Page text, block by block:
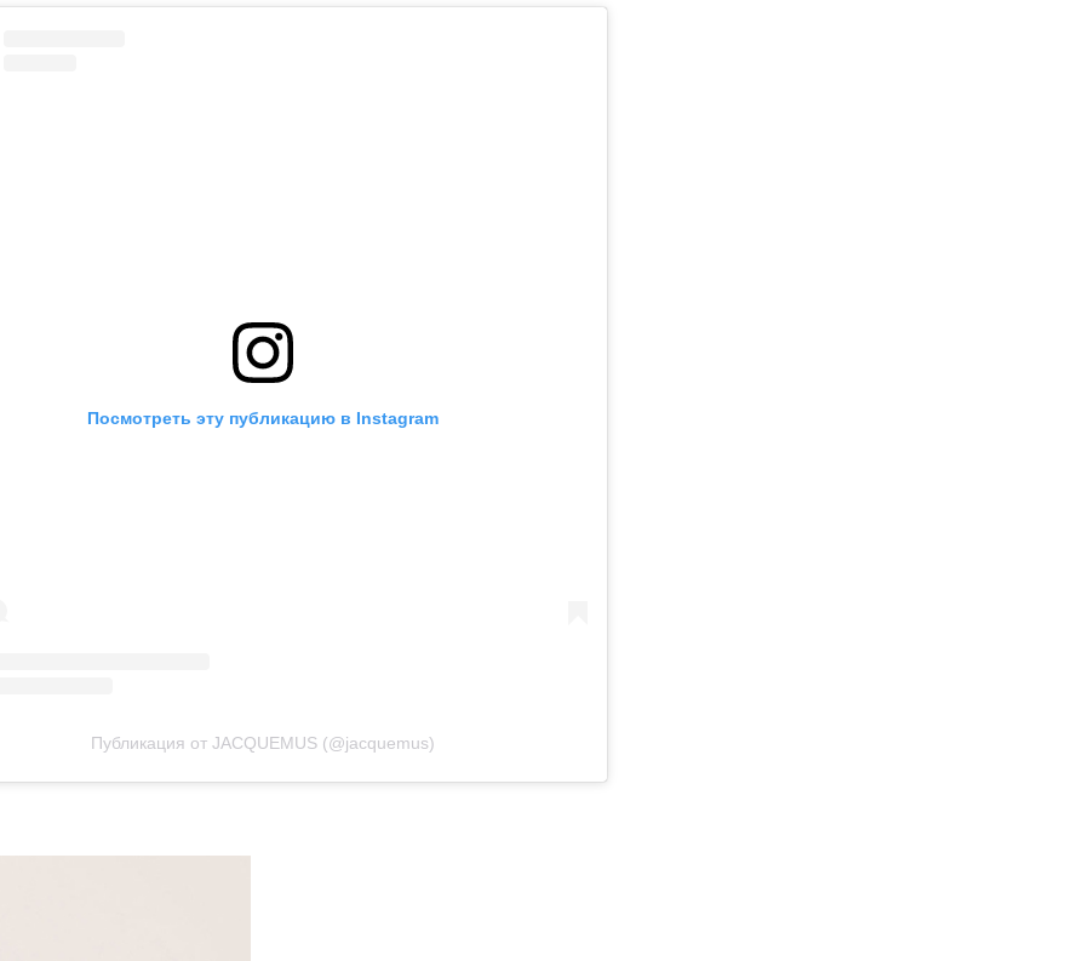
Посмотреть эту публикацию в Instagram
Публикация от JACQUEMUS (@jacquemus)